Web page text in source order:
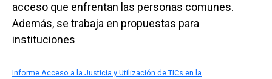
acceso que enfrentan las personas comunes.
Además, se trabaja en propuestas para
instituciones
Informe Acceso a la Justicia y Utilización de TICs en la